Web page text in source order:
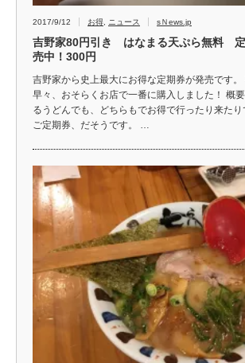
2017/9/12 お得 ニュース sＮews.jp
吉野家80円引き はなまる天ぷら無料
売中！300円
吉野家から史上最大にお得な定期券が発売です
早々、おそらくお店で一番に購入しました！ 概
るうどんでも、どちらもでお得で行ったり来たり
ご定期券、だそうです。 …